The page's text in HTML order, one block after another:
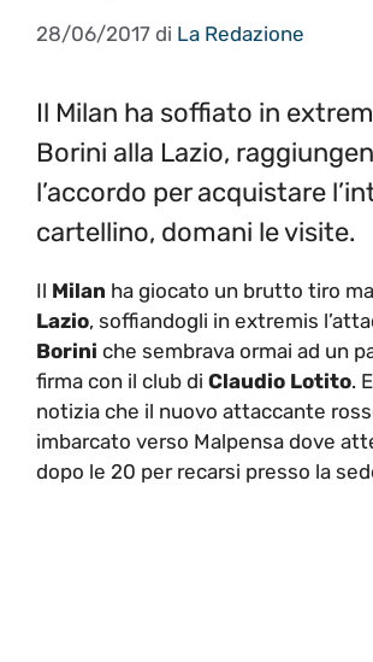
28/06/2017 di La Redazione
Il Milan ha soffiato in
Borini alla Lazio,
l’accordo per acquistare
cartellino, domani le visite.
Il Milan ha giocato un brutto tiro
Lazio, soffiandogli in extremis
Borini che sembrava ormai ad un
firma con il club di Claudio Lotito.
notizia che il nuovo attaccante
imbarcato verso Malpensa dove
dopo le 20 per recarsi presso la